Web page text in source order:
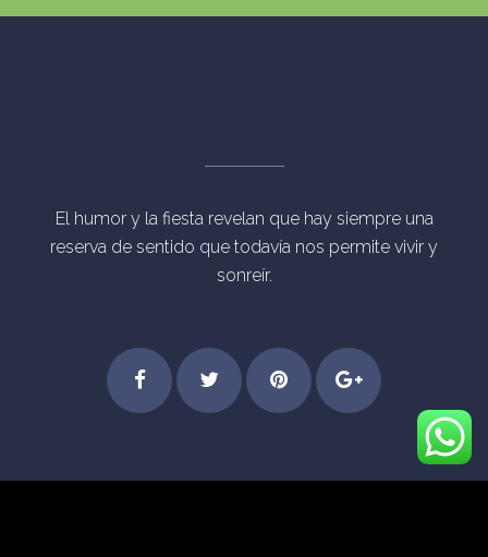
El humor y la fiesta revelan que hay siempre una
reserva de sentido que todavía nos permite vivir y
sonreír.